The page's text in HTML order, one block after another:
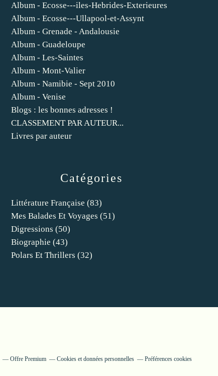
Catégories
Littérature Française (83)
Mes Balades Et Voyages (51)
Digressions (50)
Biographie (43)
Polars Et Thrillers (32)
Album - Ecosse---iles-Hebrides-Exterieures
Album - Ecosse---Ullapool-et-Assynt
Album - Grenade - Andalousie
Album - Guadeloupe
Album - Les-Saintes
Album - Mont-Valier
Album - Namibie - Sept 2010
Album - Venise
Blogs : les bonnes adresses !
CLASSEMENT PAR AUTEUR...
Livres par auteur
Offre Premium Cookies et données personnelles Préférences cookies